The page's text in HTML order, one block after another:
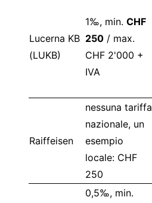
Lucerna KB
(LUKB)
1‰, min. CHF
250 / max.
CHF 2'000 +
IVA
Raiffeisen
nessuna tariffa
nazionale, un
esempio
locale: CHF
250
0,5‰, min.